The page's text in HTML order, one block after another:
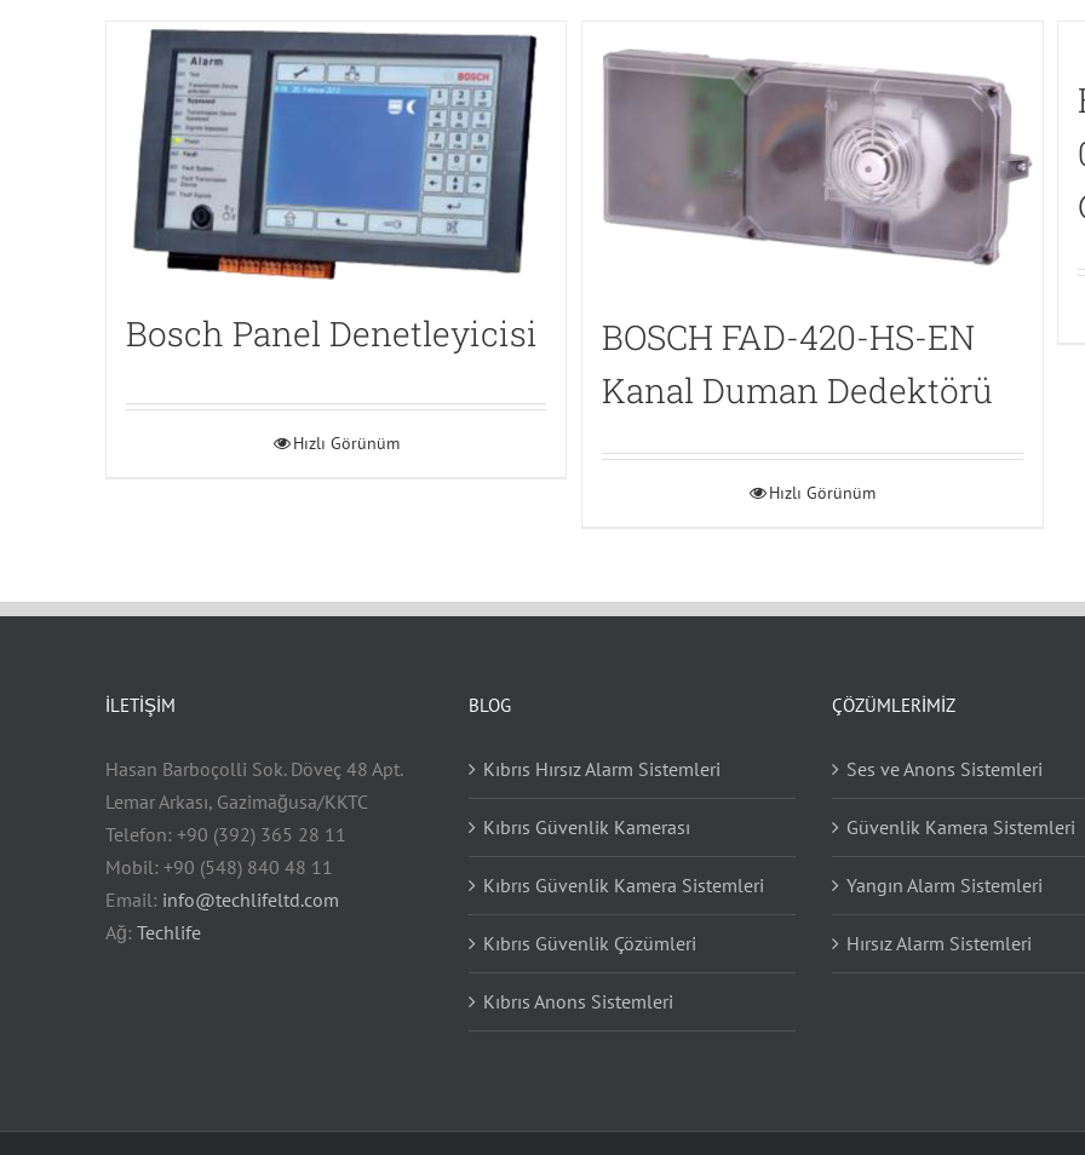
Bosch Panel Denetleyicisi
Hızlı Görünüm
BOSCH FAD-420-HS-EN
Kanal Duman Dedektörü
Hızlı Görünüm
İLETIŞIM
Hasan Barboçolli Sok. Döveç 48 Apt.
Lemar Arkası, Gazimağusa/KKTC
Telefon: +90 (392) 365 28 11
Mobil: +90 (548) 840 48 11
Email: info@techlifeltd.com
Ağ: Techlife
BLOG
Kıbrıs Hırsız Alarm Sistemleri
Kıbrıs Güvenlik Kamerası
Kıbrıs Güvenlik Kamera Sistemleri
Kıbrıs Güvenlik Çözümleri
Kıbrıs Anons Sistemleri
ÇÖZÜMLERIMIZ
Ses ve Anons Sistemleri
Güvenlik Kamera Sistemleri
Yangın Alarm Sistemleri
Hırsız Alarm Sistemleri